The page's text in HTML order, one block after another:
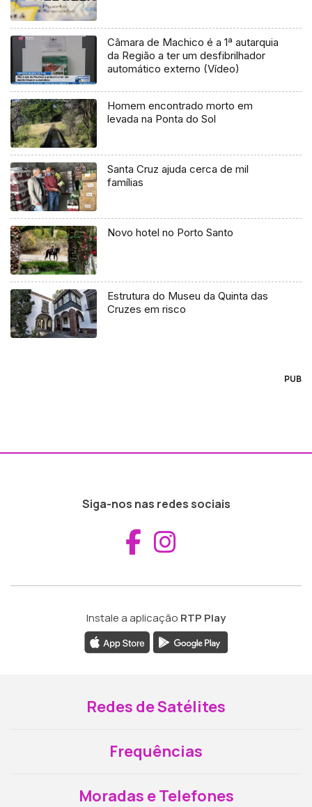
Câmara de Machico é a 1ª autarquia
da Região a ter um desfibrilhador
automático externo (Vídeo)
Homem encontrado morto em
levada na Ponta do Sol
Santa Cruz ajuda cerca de mil
famílias
Novo hotel no Porto Santo
Estrutura do Museu da Quinta das
Cruzes em risco
PUB
Siga-nos nas redes sociais
Aceder ao
Instale a aplicação RTP Play
Redes de Satélites
Frequências
Moradas e Telefones